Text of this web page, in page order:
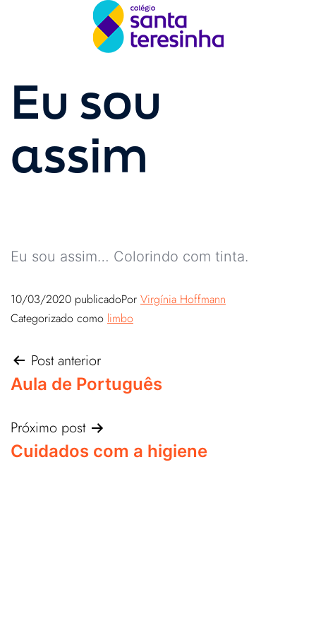
Eu sou
assim
Eu sou assim… Colorindo com tinta.
10/03/2020 publicadoPor Virgínia Hoffmann
Categorizado como limbo
Post anterior
Aula de Português
Próximo post
Cuidados com a higiene